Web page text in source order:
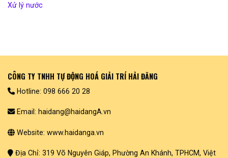
Xử lý nước
CÔNG TY TNHH TỰ ĐỘNG HOÁ GIẢI TRÍ HẢI ĐĂNG
Hotline: 098 666 20 28
Email: haidang@haidangA.vn
Website: www.haidanga.vn
Địa Chỉ: 319 Võ Nguyên Giáp, Phường An Khánh, TPHCM, Việt